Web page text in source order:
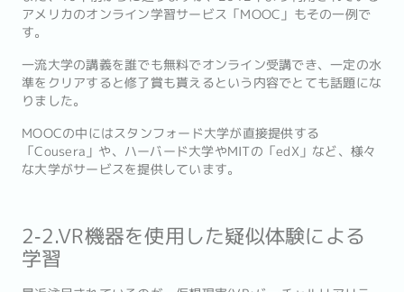
アメリカのオンライン学習サービス「MOOC」もその一例で
す。
一流大学の講義を誰でも無料でオンライン受講でき、一定の水
準をクリアすると修了賞も貰えるという内容でとても話題にな
りました。
MOOCの中にはスタンフォード大学が直接提供する
「Cousera」や、ハーバード大学やMITの「edX」など、様々
な大学がサービスを提供しています。
2‐2.VR機器を使用した疑似体験による
学習